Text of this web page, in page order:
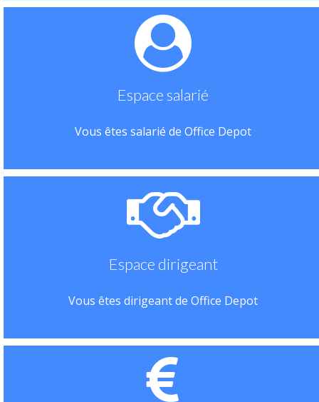
Espace salarié
Vous êtes salarié de Office Depot
Espace dirigeant
Vous êtes dirigeant de Office Depot